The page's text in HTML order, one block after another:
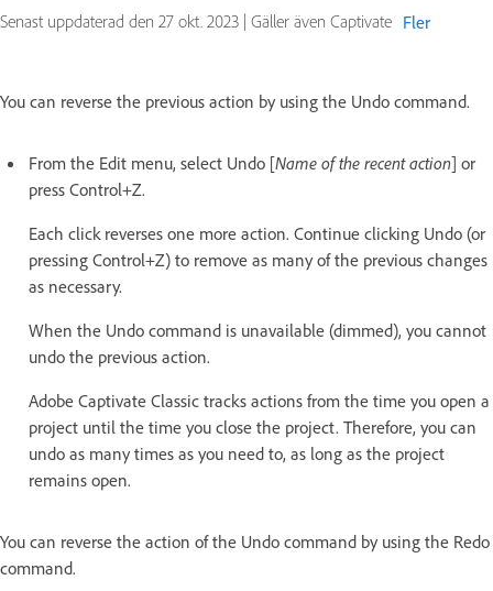
Senast uppdaterad den 27 okt. 2023 | Gäller även Captivate Fler
You can reverse the previous action by using the Undo command.
From the Edit menu, select Undo [Name of the recent action] or
press Control+Z.
Each click reverses one more action. Continue clicking Undo (or
pressing Control+Z) to remove as many of the previous changes
as necessary.
When the Undo command is unavailable (dimmed), you cannot
undo the previous action.
Adobe Captivate Classic tracks actions from the time you open a
project until the time you close the project. Therefore, you can
undo as many times as you need to, as long as the project
remains open.
You can reverse the action of the Undo command by using the Redo
command.